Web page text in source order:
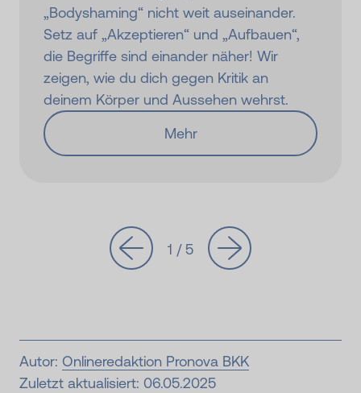
„Bodyshaming“ nicht weit auseinander.
Setz auf „Akzeptieren“ und „Aufbauen“,
die Begriffe sind einander näher! Wir
zeigen, wie du dich gegen Kritik an
deinem Körper und Aussehen wehrst.
Mehr
1 / 5
Autor: Onlineredaktion Pronova BKK
Zuletzt aktualisiert: 06.05.2025